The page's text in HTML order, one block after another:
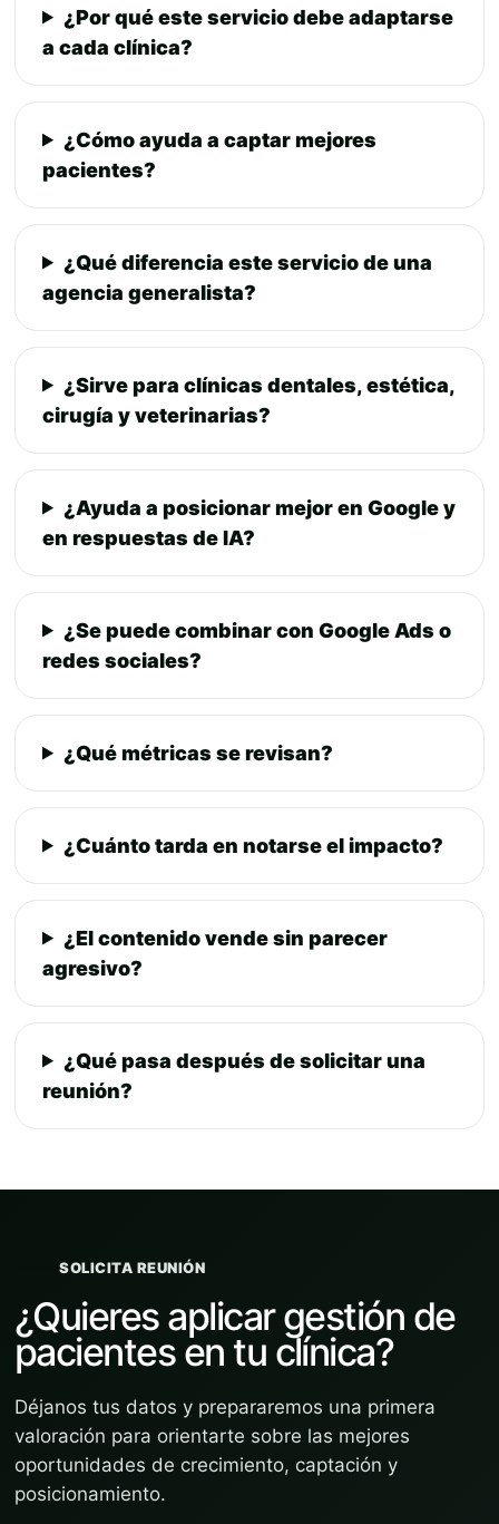
¿Por qué este servicio debe adaptarse
a cada clínica?
¿Cómo ayuda a captar mejores
pacientes?
¿Qué diferencia este servicio de una
agencia generalista?
¿Sirve para clínicas dentales, estética,
cirugía y veterinarias?
¿Ayuda a posicionar mejor en Google y
en respuestas de IA?
¿Se puede combinar con Google Ads o
redes sociales?
¿Qué métricas se revisan?
¿Cuánto tarda en notarse el impacto?
¿El contenido vende sin parecer
agresivo?
¿Qué pasa después de solicitar una
reunión?
SOLICITA REUNIÓN
¿Quieres aplicar gestión de
pacientes en tu clínica?
Déjanos tus datos y prepararemos una primera
valoración para orientarte sobre las mejores
oportunidades de crecimiento, captación y
posicionamiento.